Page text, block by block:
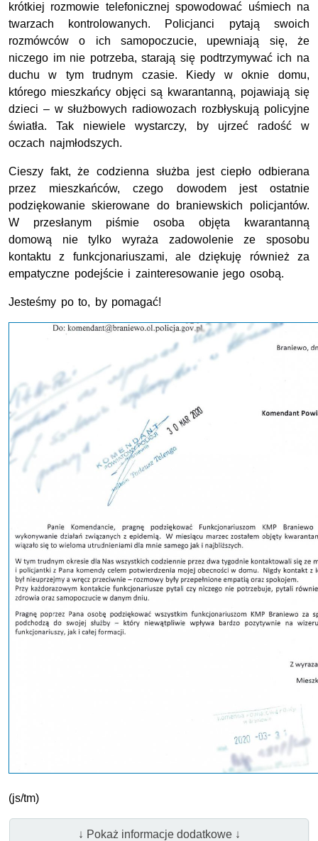
krótkiej rozmowie telefonicznej spowodować uśmiech na
twarzach kontrolowanych. Policjanci pytają swoich
rozmówców o ich samopoczucie, upewniają się, że
niczego im nie potrzeba, starają się podtrzymywać ich na
duchu w tym trudnym czasie. Kiedy w oknie domu,
którego mieszkańcy objęci są kwarantanną, pojawiają się
dzieci – w służbowych radiowozach rozbłyskują policyjne
światła. Tak niewiele wystarczy, by ujrzeć radość w
oczach najmłodszych.
Cieszy fakt, że codzienna służba jest ciepło odbierana
przez mieszkańców, czego dowodem jest ostatnie
podziękowanie skierowane do braniewskich policjantów.
W przesłanym piśmie osoba objęta kwarantanną
domową nie tylko wyraża zadowolenie ze sposobu
kontaktu z funkcjonariuszami, ale dziękuję również za
empatyczne podejście i zainteresowanie jego osobą.
Jesteśmy po to, by pomagać!
(js/tm)
↓ Pokaż informacje dodatkowe ↓